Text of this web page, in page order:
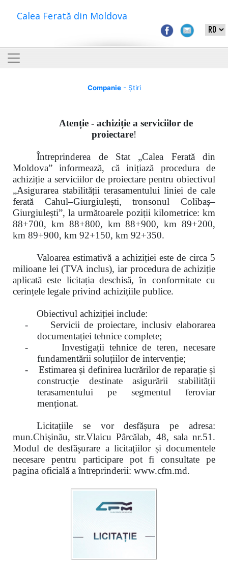
Calea Ferată din Moldova
Companie- Știri
Atenție - achiziție a serviciilor de
proiectare!
Întreprinderea de Stat „Calea Ferată din
Moldova” informează, că inițiază procedura de
achiziție a serviciilor de proiectare pentru obiectivul
„Asigurarea stabilității terasamentului liniei de cale
ferată Cahul–Giurgiulești, tronsonul Colibaș–
Giurgiulești”, la următoarele poziții kilometrice: km
88+700, km 88+800, km 88+900, km 89+200,
km 89+900, km 92+150, km 92+350.
Valoarea estimativă a achiziției este de circa 5
milioane lei (TVA inclus), iar procedura de achiziție
aplicată este licitația deschisă, în conformitate cu
cerințele legale privind achizițiile publice.
Obiectivul achiziției include:
-
Servicii de proiectare, inclusiv elaborarea
documentației tehnice complete;
-
Investigații tehnice de teren, necesare
fundamentării soluțiilor de intervenție;
-
Estimarea și definirea lucrărilor de reparație și
construcție destinate asigurării stabilității
terasamentului pe segmentul feroviar
menționat.
Licitațiile se vor desfășura pe adresa:
mun.Chişinău, str.Vlaicu Pârcălab, 48, sala nr.51.
Modul de desfăşurare a licitaţiilor și documentele
necesare pentru participare pot fi consultate pe
pagina oficială a întreprinderii: www.cfm.md.